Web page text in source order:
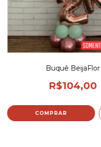
Buquê BeijaFlor
R$104,00